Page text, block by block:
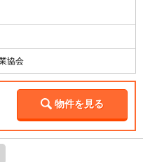
協会
物件を見る